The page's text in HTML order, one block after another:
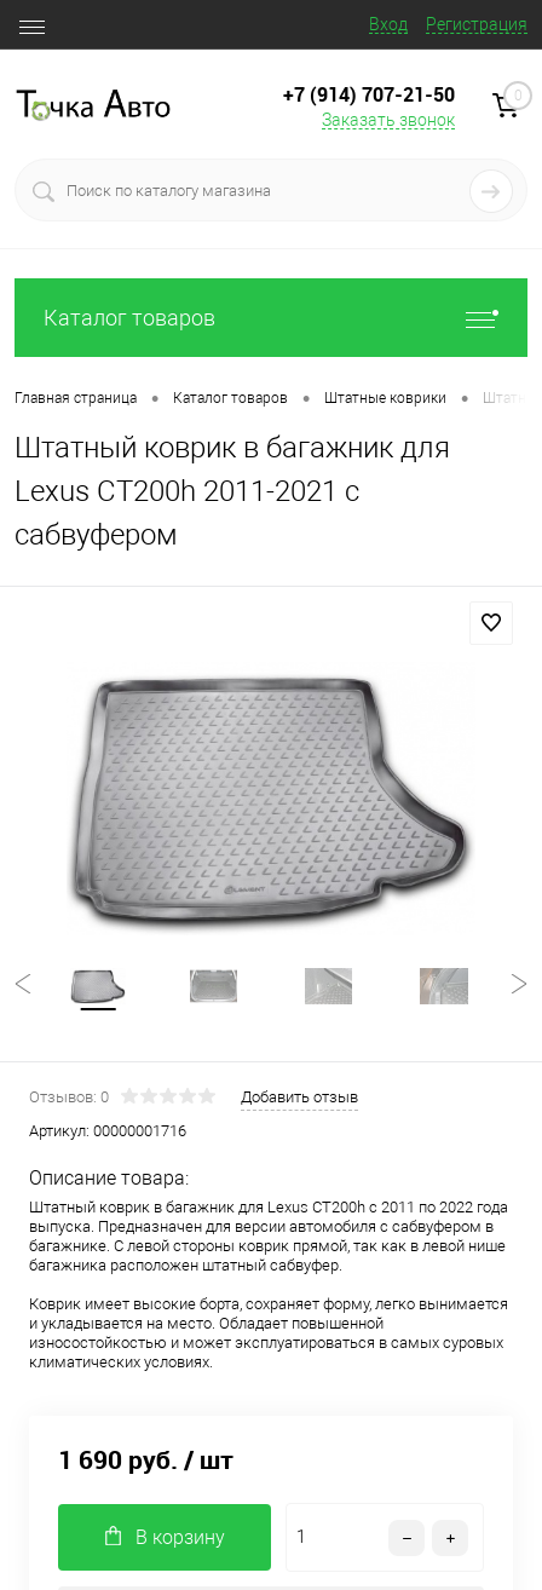
Вход Регистрация
+7 (914) 707‒21‒50
Заказать звонок
0
Каталог товаров
Главная страница • Каталог товаров • Штатные коврики •
Штатный коврик в багажник для
Lexus CT200h 2011-2021 с
сабвуфером
Отзывов: 0
Добавить отзыв
Артикул: 00000001716
Описание товара:
Штатный коврик в багажник для Lexus CT200h с 2011 по 2022 года
выпуска. Предназначен для версии автомобиля с сабвуфером в
багажнике. С левой стороны коврик прямой, так как в левой нише
багажника расположен штатный сабвуфер.
Коврик имеет высокие борта, сохраняет форму, легко вынимается
и укладывается на место. Обладает повышенной
износостойкостью и может эксплуатироваться в самых суровых
климатических условиях.
1 690 руб. / шт
В корзину